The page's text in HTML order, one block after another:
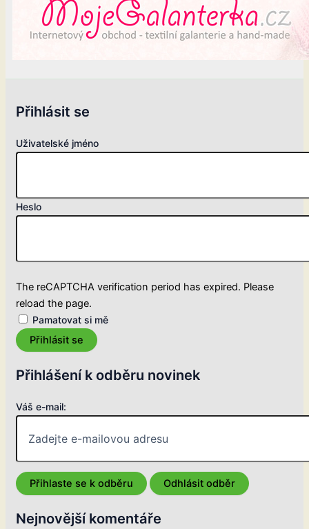
Přihlásit se
Uživatelské jméno
Heslo
The reCAPTCHA verification period has expired. Please
reload the page.
Pamatovat si mě
Přihlásit se
Přihlášení k odběru novinek
Váš e-mail:
Nejnovější komentáře